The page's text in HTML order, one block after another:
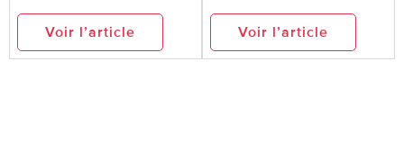
Voir l’article Voir l’article